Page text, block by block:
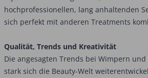
hochprofessionellen, lang anhaltenden
sich perfekt mit anderen Treatments
Qualität, Trends und Kreativität
Die angesagten Trends bei Wimpern
stark sich die Beauty-Welt